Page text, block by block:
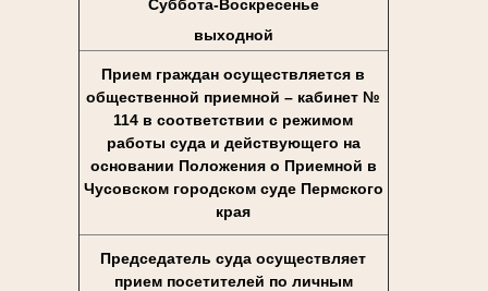
Суббота-Воскресенье
выходной
Прием граждан осуществляется в
общественной приемной – кабинет №
114 в соответствии с режимом
работы суда и действующего на
основании Положения о Приемной в
Чусовском городском суде Пермского
края
Председатель суда осуществляет
прием посетителей по личным